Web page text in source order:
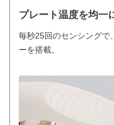
プレート温度を均一
毎秒25回のセンシングで
ーを搭載。